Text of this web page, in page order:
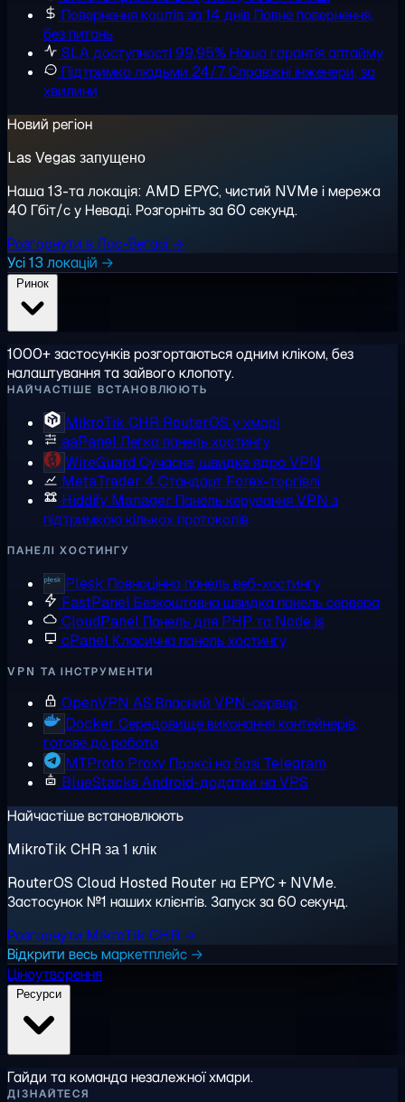
Повернення коштів за 14 днів Повне повернення,
без питань
SLA доступності 99,95% Наша гарантія аптайму
Підтримка людьми 24/7Справжні інженери, за
хвилини
Новий регіон
Las Vegas запущено
Наша 13-та локація: AMD EPYC, чистий NVMe і мережа
40 Гбіт/с у Неваді. Розгорніть за 60 секунд.
Розгорнути в Лас-Вегасі →
Усі 13 локацій →
1000+ застосунків розгортаються одним кліком, без
налаштування та зайвого клопоту.
НАЙЧАСТІШЕ ВСТАНОВЛЮЮТЬ
MikroTik CHR RouterOS у хмарі
aaPanelЛегка панель хостингу
WireGuard Сучасне, швидке ядро VPN
MetaTrader 4 Стандарт Forex-торгівлі
Hiddify Manager Панель керування VPN з
підтримкою кількох протоколів
ПАНЕЛІ ХОСТИНГУ
Plesk Повноцінна панель веб-хостингу
FastPanelБезкоштовна швидка панель сервера
CloudPanel Панель для PHP та Node.js
cPanelКласична панель хостингу
VPN ТА ІНСТРУМЕНТИ
OpenVPN AS Власний VPN-сервер
Docker Середовище виконання контейнерів,
готове до роботи
MTProto Proxy Проксі на базі Telegram
BlueStacks Android-додатки на VPS
Найчастіше встановлюють
MikroTik CHR за 1 клік
RouterOS Cloud Hosted Router на EPYC + NVMe.
Застосунок №1 наших клієнтів. Запуск за 60 секунд.
Розгорнути MikroTik CHR →
Відкрити весь маркетплейс →
Ціноутворення
Гайди та команда незалежної хмари.
ДІЗНАЙТЕСЯ